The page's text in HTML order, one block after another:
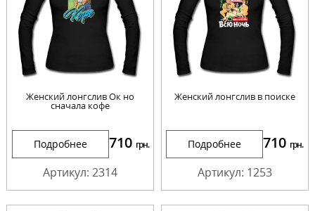
Женский лонгслив Ок но
сначала кофе
Подробнее 710 грн.
Артикул: 2314
Женский лонгслив в поиске
Подробнее 710 грн.
Артикул: 1253